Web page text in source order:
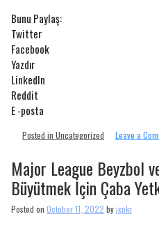
Bunu Paylaş:
Twitter
Facebook
Yazdır
LinkedIn
Reddit
E -posta
Posted in Uncategorized Leave a
Major League Beyzbol
Büyütmek İçin Çaba
Posted on October 11, 2022 byjxpkr